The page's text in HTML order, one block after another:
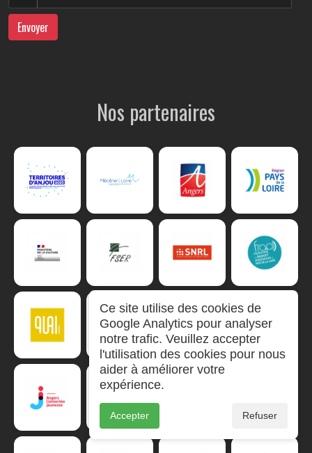
Envoyer
Nos partenaires
Ce site utilise des cookies de
Google Analytics pour analyser
notre trafic. Veuillez accepter
l'utilisation des cookies pour nous
aider à améliorer votre
expérience.
Accepter Refuser